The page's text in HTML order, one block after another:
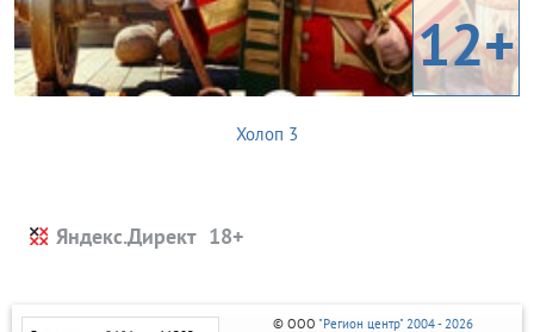
12+
Холоп 3
Яндекс.Директ
© ООО "Регион центр" 2004 - 2026